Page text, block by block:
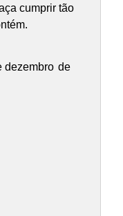
cumprir tão
dezembro de